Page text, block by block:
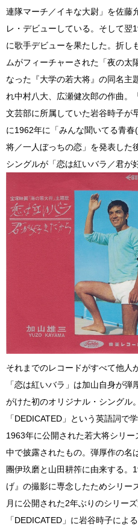
連隊マーチ／イキな大尉」を佐藤
レ・デビューしている。そして翌
に歌手デビューを果たした。折し
ムがフィーチャーされた「夜の太
なった『大学の若大将』の同名主
れ中村八大、広瀬健次郎の作曲。
文芸部に所属していた岩谷時子が
に1962年に「みんな聞いてる青
将／一人ぼっちの恋」を発表した
シングルが「恋は紅いバラ／君が
それまでのレコードがすべて他人
「恋は紅いバラ」は加山自身が
がけた初のオリジナル・シングル
「DEDICATED」という英語詞で
1963年に公開された若大将シリ
中で披露されたもの。弾厚作の名
團伊玖磨と山田耕筰に由来する。
げ』の撮影に専念したためシリー
月に公開された2年ぶりのシリー
「DEDICATED」に岩谷時子によ